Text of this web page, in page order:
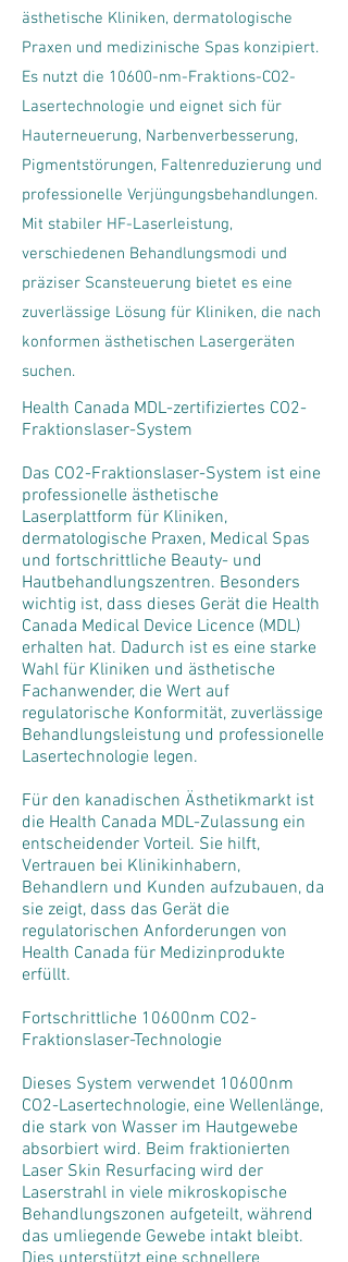
ästhetische Kliniken, dermatologische
Praxen und medizinische Spas konzipiert.
Es nutzt die 10600-nm-Fraktions-CO2-
Lasertechnologie und eignet sich für
Hauterneuerung, Narbenverbesserung,
Pigmentstörungen, Faltenreduzierung und
professionelle Verjüngungsbehandlungen.
Mit stabiler HF-Laserleistung,
verschiedenen Behandlungsmodi und
präziser Scansteuerung bietet es eine
zuverlässige Lösung für Kliniken, die nach
konformen ästhetischen Lasergeräten
suchen.
Health Canada MDL-zertifiziertes CO2-
Fraktionslaser-System
Das CO2-Fraktionslaser-System ist eine
professionelle ästhetische
Laserplattform für Kliniken,
dermatologische Praxen, Medical Spas
und fortschrittliche Beauty- und
Hautbehandlungszentren. Besonders
wichtig ist, dass dieses Gerät die Health
Canada Medical Device Licence (MDL)
erhalten hat. Dadurch ist es eine starke
Wahl für Kliniken und ästhetische
Fachanwender, die Wert auf
regulatorische Konformität, zuverlässige
Behandlungsleistung und professionelle
Lasertechnologie legen.
Für den kanadischen Ästhetikmarkt ist
die Health Canada MDL-Zulassung ein
entscheidender Vorteil. Sie hilft,
Vertrauen bei Klinikinhabern,
Behandlern und Kunden aufzubauen, da
sie zeigt, dass das Gerät die
regulatorischen Anforderungen von
Health Canada für Medizinprodukte
erfüllt.
Fortschrittliche 10600nm CO2-
Fraktionslaser-Technologie
Dieses System verwendet 10600nm
CO2-Lasertechnologie, eine Wellenlänge,
die stark von Wasser im Hautgewebe
absorbiert wird. Beim fraktionierten
Laser Skin Resurfacing wird der
Laserstrahl in viele mikroskopische
Behandlungszonen aufgeteilt, während
das umliegende Gewebe intakt bleibt.